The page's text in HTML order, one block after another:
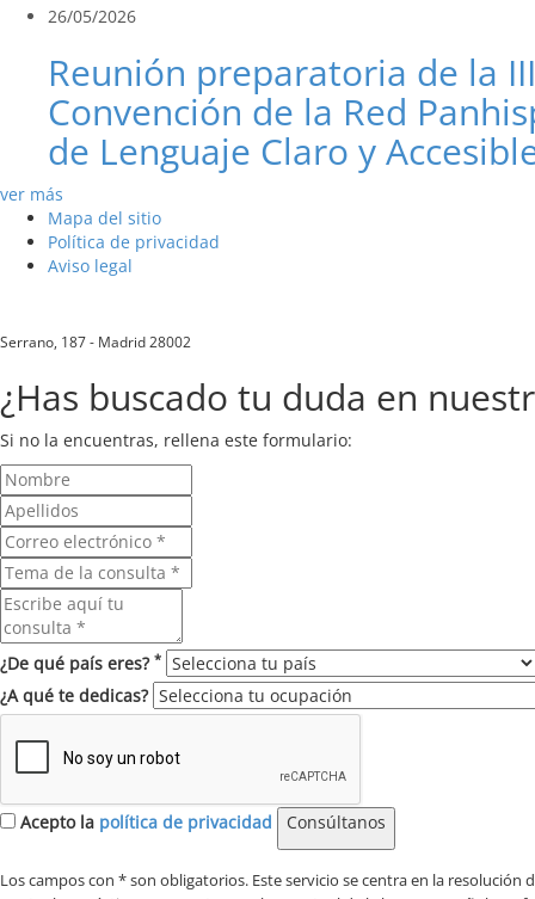
26/05/2026
Reunión preparatoria de la III
Convención de la Red
de Lenguaje Claro y
ver más
Mapa del sitio
Política de privacidad
Aviso legal
Serrano, 187 - Madrid 28002
¿Has buscado tu duda en
Si no la encuentras, rellena este formulario:
¿De qué país eres? *
¿A qué te dedicas?
Acepto la política de privacidad Consúltanos
Los campos con * son obligatorios